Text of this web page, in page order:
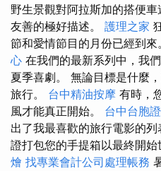
野生景觀對阿拉斯加的搭便
友善的極好描述。 護理之家
節和愛情節目的月份已經到來
心 在我們的最新系列中，我
夏季喜劇。 無論目標是什麼
旅行。 台中精油按摩 有時，
風才能真正開始。 台中台胞
出了我最喜歡的旅行電影的
證打包您的手提箱以最終開始
燴 找專業會計公司處理帳務